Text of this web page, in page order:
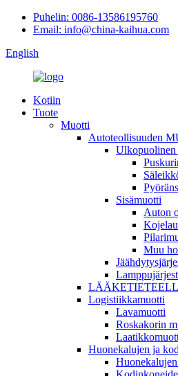
Puhelin: 0086-13586195760
Email: info@china-kaihua.com
English
Kotiin
Tuote
Muotti
Autoteollisuuden
Ulkopuolinen
Sisämuotti
Auton
Muu
Logistiikkamuotti
Lavamuotti
Roskakorin
Huonekalujen ja